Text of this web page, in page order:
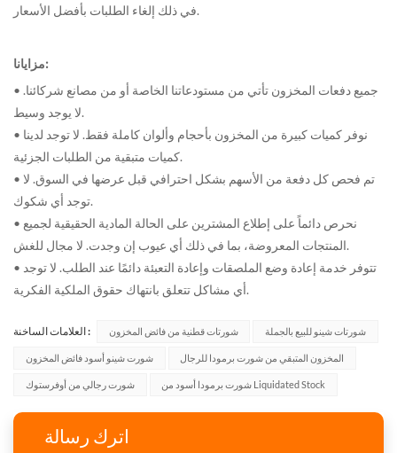
في ذلك إلغاء الطلبات بأفضل الأسعار.
مزايانا:
• جميع دفعات المخزون تأتي من مستودعاتنا الخاصة أو من مصانع شركائنا.
لا يوجد وسيط.
• نوفر كميات كبيرة من المخزون بأحجام وألوان كاملة فقط. لا توجد لدينا
كميات متبقية من الطلبات الجزئية.
• تم فحص كل دفعة من الأسهم بشكل احترافي قبل عرضها في السوق. لا
توجد أي شكوك.
• نحرص دائماً على إطلاع المشترين على الحالة المادية الحقيقية لجميع
المنتجات المعروضة، بما في ذلك أي عيوب إن وجدت. لا مجال للغش.
• تتوفر خدمة إعادة وضع الملصقات وإعادة التعبئة دائمًا عند الطلب. لا توجد
أي مشاكل تتعلق بانتهاك حقوق الملكية الفكرية.
العلامات الساخنة : شورتات قطنية من فائض المخزون شورتات شينو للبيع بالجملة
شورت شينو أسود فائض المخزون المخزون المتبقي من شورت برمودا للرجال
شورت رجالي من أوفرستوك شورت برمودا أسود من Liquidated Stock
اترك رسالة